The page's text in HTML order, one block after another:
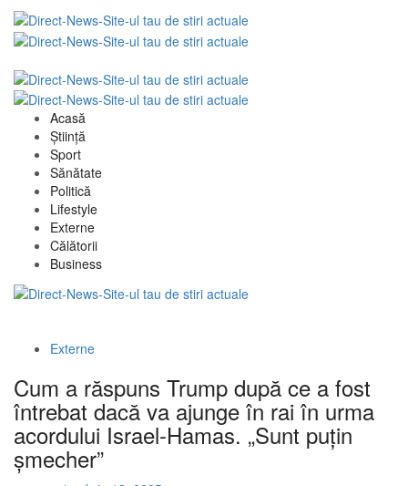
Acasă
Știință
Sport
Sănătate
Politică
Lifestyle
Externe
Călătorii
Business
Externe
Cum a răspuns Trump după ce a fost
întrebat dacă va ajunge în rai în urma
acordului Israel-Hamas. „Sunt puțin
șmecher”